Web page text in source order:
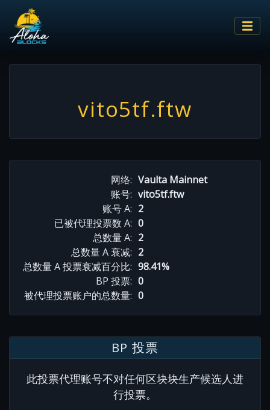
vito5tf.ftw
网络: Vaulta Mainnet
账号: vito5tf.ftw
账号 A: 2
已被代理投票数 A: 0
总数量 A: 2
总数量 A 衰减: 2
总数量 A 投票衰减百分比: 98.41%
BP 投票: 0
被代理投票账户的总数量: 0
BP 投票
此投票代理账号不对任何区块块生产候选人进
行投票。